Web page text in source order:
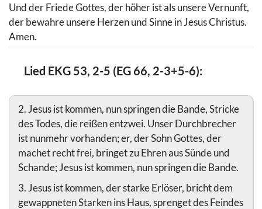
Und der Friede Gottes, der höher ist als unsere Vernunft,
der bewahre unsere Herzen und Sinne in Jesus Christus.
Amen.
Lied EKG 53, 2-5 (EG 66, 2-3+5-6):
2. Jesus ist kommen, nun springen die Bande, Stricke
des Todes, die reißen entzwei. Unser Durchbrecher
ist nunmehr vorhanden; er, der Sohn Gottes, der
machet recht frei, bringet zu Ehren aus Sünde und
Schande; Jesus ist kommen, nun springen die Bande.
3. Jesus ist kommen, der starke Erlöser, bricht dem
gewappneten Starken ins Haus, sprenget des Feindes